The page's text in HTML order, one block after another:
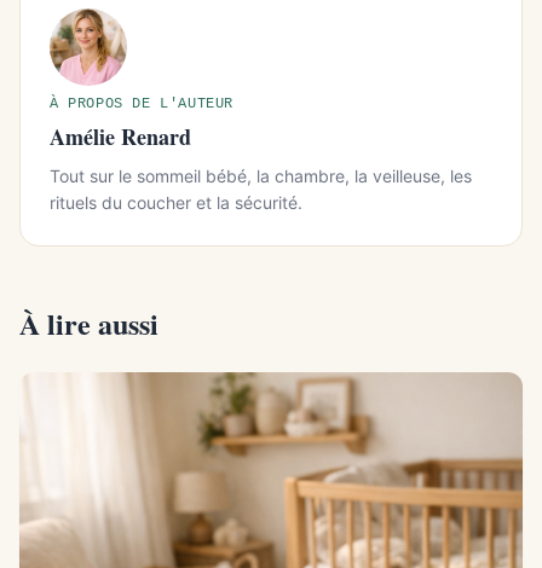
À PROPOS DE L'AUTEUR
Amélie Renard
Tout sur le sommeil bébé, la chambre, la veilleuse, les
rituels du coucher et la sécurité.
À lire aussi